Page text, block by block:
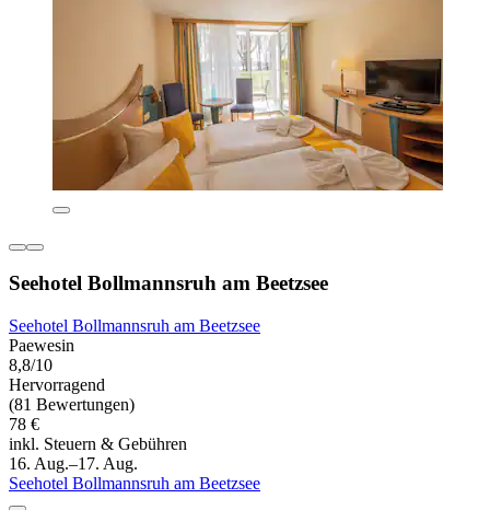
Seehotel Bollmannsruh am Beetzsee
Seehotel Bollmannsruh am Beetzsee
Paewesin
8,8/10
Hervorragend
(81 Bewertungen)
78 €
inkl. Steuern & Gebühren
16. Aug.–17. Aug.
Seehotel Bollmannsruh am Beetzsee